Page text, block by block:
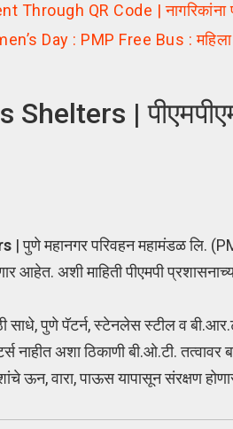
Through QR Code | नागरिकांना
Day : PMP Free Bus : महिला
|
| पुणे महानगर परिवहन महामंडळ लि.
आहेत. अशी माहिती पीएमपी
साधे, पुणे पॅटर्न, स्टेनलेस स्टील व
नाहीत अशा ठिकाणी बी.ओ.टी.
ऊन, वारा, पाऊस यापासून संरक्षण